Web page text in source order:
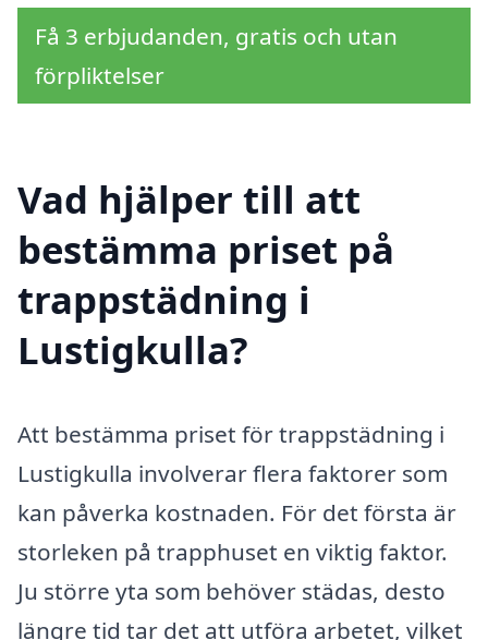
Få 3 erbjudanden, gratis och utan
förpliktelser
Vad hjälper till att
bestämma priset på
trappstädning i
Lustigkulla?
Att bestämma priset för trappstädning i
Lustigkulla involverar flera faktorer som
kan påverka kostnaden. För det första är
storleken på trapphuset en viktig faktor.
Ju större yta som behöver städas, desto
längre tid tar det att utföra arbetet, vilket